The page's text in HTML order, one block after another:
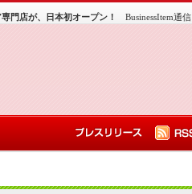
BusinessItem通信
門店が、日本初オープン！